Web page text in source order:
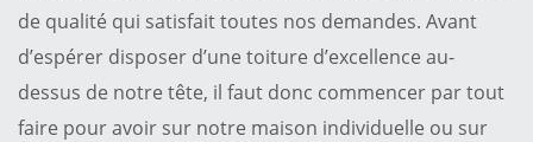
de qualité qui satisfait toutes nos demandes. Avant
d’espérer disposer d’une toiture d’excellence au-
dessus de notre tête, il faut donc commencer par tout
faire pour avoir sur notre maison individuelle ou sur